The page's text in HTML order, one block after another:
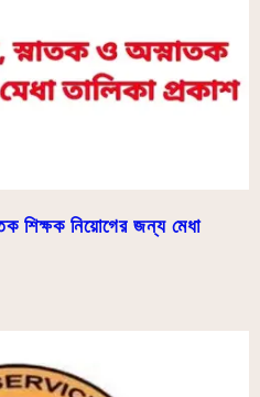
শিক্ষক নিয়োগের জন্য মেধা